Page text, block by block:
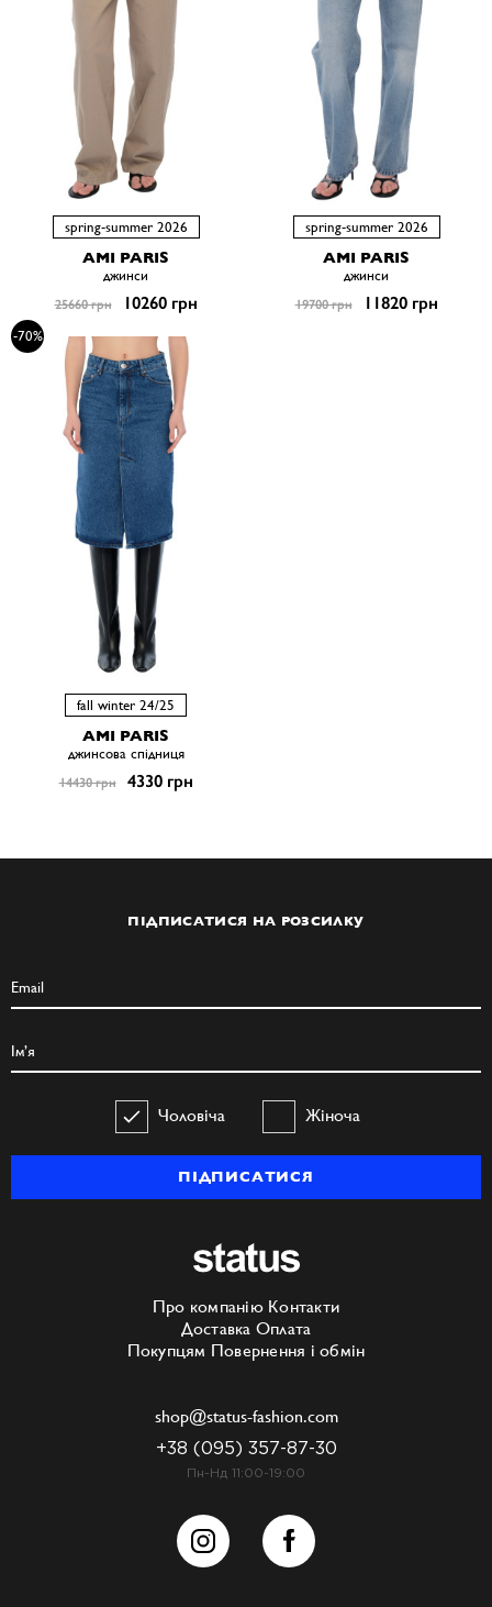
spring-summer 2026
AMI PARIS
джинси
25660 грн 10260 грн
spring-summer 2026
AMI PARIS
джинси
19700 грн 11820 грн
-70%
fall winter 24/25
AMI PARIS
джинсова спідниця
14430 грн 4330 грн
ПІДПИСАТИСЯ НА РОЗСИЛКУ
Чоловіча Жіноча
ПІДПИСАТИСЯ
Про компанію Контакти
Доставка Оплата
Покупцям Повернення і обмін
shop@status-fashion.com
+38 (095) 357-87-30
Пн-Нд 11:00-19:00